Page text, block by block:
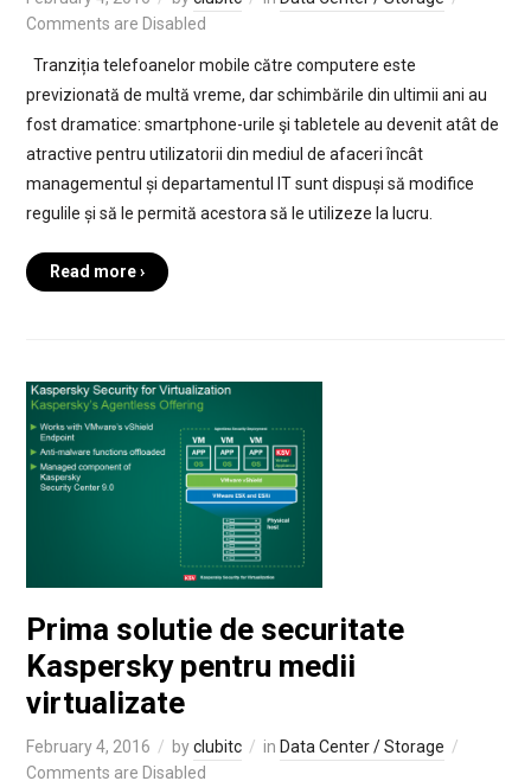
Comments are Disabled
Tranziția telefoanelor mobile către computere este
previzionată de multă vreme, dar schimbările din ultimii ani au
fost dramatice: smartphone-urile şi tabletele au devenit atât de
atractive pentru utilizatorii din mediul de afaceri încât
managementul și departamentul IT sunt dispuși să modifice
regulile și să le permită acestora să le utilizeze la lucru.
Read more ›
Prima solutie de securitate
Kaspersky pentru medii
virtualizate
February 4, 2016 byclubitc in Data Center / Storage
Comments are Disabled